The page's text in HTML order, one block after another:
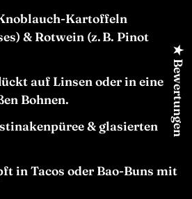
Kartoffeln
& Rotwein (z. B. Pinot
auf Linsen oder in einem
Bohnen.
& glasierten
in Tacos oder Bao-Buns mit
★ Bewertungen